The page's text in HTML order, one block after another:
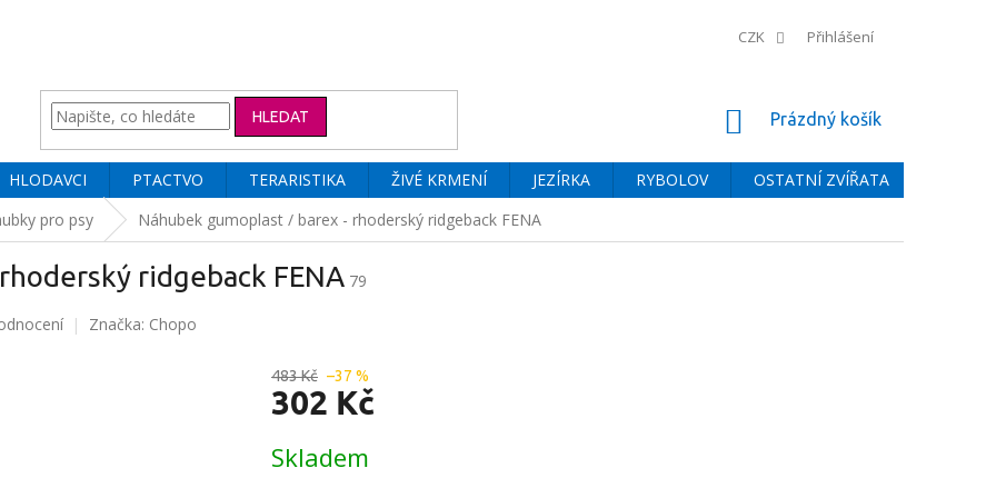
CZK Přihlášení
HLEDAT
NÁKUPNÍ
Prázdný košík
HLODAVCI PTACTVO TERARISTIKA ŽIVÉ KRMENÍ JEZÍRKA RYBOLOV OSTATNÍ ZVÍŘATA
pro psy Náhubek gumoplast / barex - rhoderský ridgeback FENA
ridgeback FENA 79
Značka: Chopo
483 Kč –37 %
302 Kč
cena:
Skladem